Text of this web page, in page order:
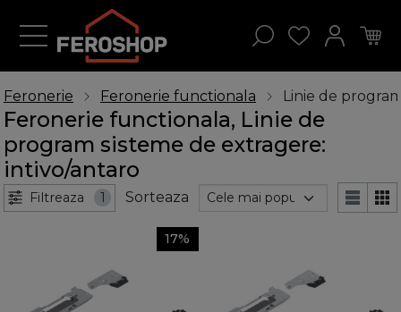
Feronerie Feronerie functionala Linie de
Feronerie functionala, Linie de
program sisteme de extragere:
intivo/antaro
Filtreaza 1 Sorteaza
17%